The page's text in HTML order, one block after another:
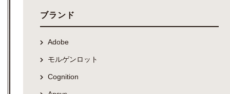
ブランド
Adobe
モルゲンロット
Cognition